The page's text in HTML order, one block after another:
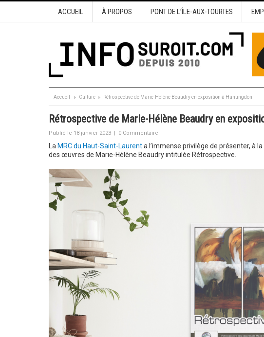
ACCUEIL À PROPOS PONT DE L’ÎLE-AUX-TOURTES
Accueil Culture Rétrospective de Marie-Hélène Beaudry en exposition à Huntingdon
Rétrospective de Marie-Hélène Beaudry en
Publié le 18 janvier 2023 | 0 Commentaire
La MRC du Haut-Saint-Laurenta l’immense privilège de présenter, à
des œuvres de Marie-Hélène Beaudry intitulée Rétrospective.